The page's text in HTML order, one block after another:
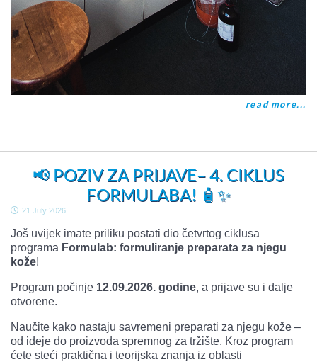
read more...
📢 POZIV ZA PRIJAVE– 4. CIKLUS
FORMULABA! 🧴✨
21 July 2026
Još uvijek imate priliku postati dio četvrtog ciklusa
programa Formulab: formuliranje preparata za njegu
kože!
Program počinje 12.09.2026. godine, a prijave su i dalje
otvorene.
Naučite kako nastaju savremeni preparati za njegu kože –
od ideje do proizvoda spremnog za tržište. Kroz program
ćete steći praktična i teorijska znanja iz oblasti